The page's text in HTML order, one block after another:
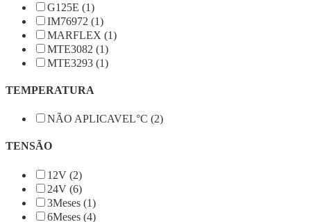
G125E (1)
IM76972 (1)
MARFLEX (1)
MTE3082 (1)
MTE3293 (1)
TEMPERATURA
NÃO APLICAVEL°C (2)
TENSÃO
12V (2)
24V (6)
3Meses (1)
6Meses (4)